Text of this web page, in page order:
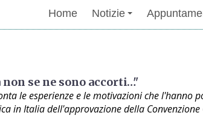
Home Notizie
se ne sono accorti…"
le esperienze e le motivazioni che l'hanno
in Italia dell'approvazione della Convenzione